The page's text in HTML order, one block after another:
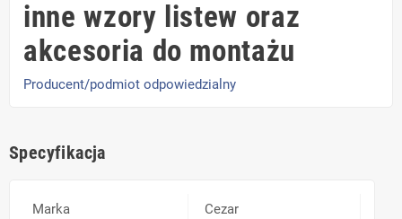
inne wzory listew oraz
akcesoria do montażu
Producent/podmiot odpowiedzialny
Specyfikacja
Marka Cezar